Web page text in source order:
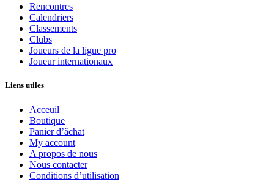
Rencontres
Calendriers
Classements
Clubs
Joueurs de la ligue pro
Joueur internationaux
Liens utiles
Acceuil
Boutique
Panier d’âchat
My account
A propos de nous
Nous contacter
Conditions d’utilisation